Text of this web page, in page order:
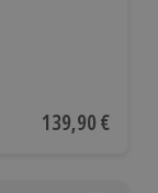
Bewertungen
Aktueller Preis
139,90 €